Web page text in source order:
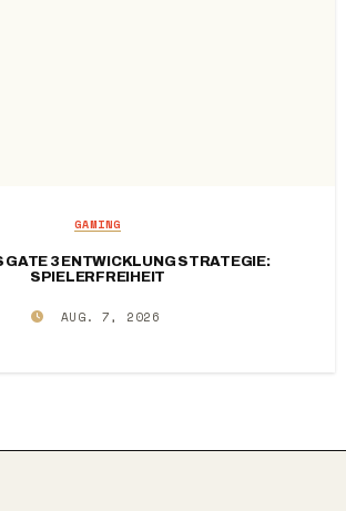
GAMING
GATE 3 ENTWICKLUNG STRATEGIE:
SPIELERFREIHEIT
AUG. 7, 2026